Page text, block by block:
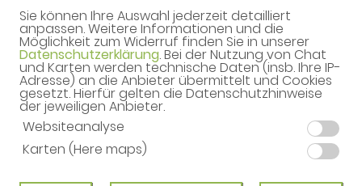
Sie können Ihre Auswahl jederzeit detailliert
anpassen. Weitere Informationen und die
Möglichkeit zum Widerruf finden Sie in unserer
Datenschutzerklärung. Bei der Nutzung von Chat
und Karten werden technische Daten (insb. Ihre IP-
Adresse) an die Anbieter übermittelt und Cookies
gesetzt. Hierfür gelten die Datenschutzhinweise
der jeweiligen Anbieter.
Websiteanalyse
Karten (Here maps)
Willkommen in Ihrer Apotheke
Ihre Gesundheitsberatung vor Ort
Unverbindliche Reservierung